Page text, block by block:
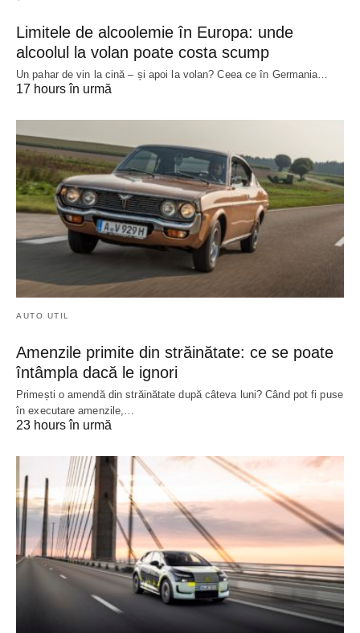
Limitele de alcoolemie în Europa: unde
alcoolul la volan poate costa scump
Un pahar de vin la cină – și apoi la volan? Ceea ce în Germania…
17 hours în urmă
AUTO UTIL
Amenzile primite din străinătate: ce se poate
întâmpla dacă le ignori
Primești o amendă din străinătate după câteva luni? Când pot fi puse
în executare amenzile,…
23 hours în urmă